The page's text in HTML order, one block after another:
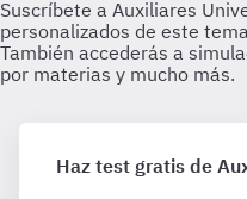
Haz test gratis de